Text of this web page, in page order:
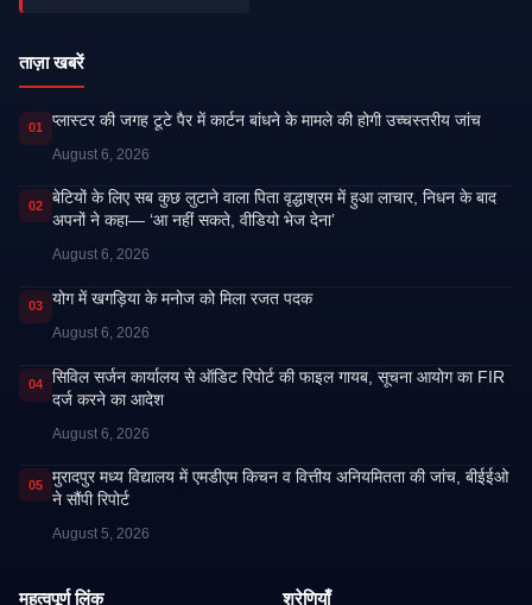
ताज़ा खबरें
01 प्लास्टर की जगह टूटे पैर में कार्टन बांधने के मामले की होगी उच्चस्तरीय जांच
August 6, 2026
02
बेटियों के लिए सब कुछ लुटाने वाला पिता वृद्धाश्रम में हुआ लाचार, निधन के बाद
अपनों ने कहा— ‘आ नहीं सकते, वीडियो भेज देना’
August 6, 2026
03 ​योग में खगड़िया के मनोज को मिला रजत पदक
August 6, 2026
04
सिविल सर्जन कार्यालय से ऑडिट रिपोर्ट की फाइल गायब, सूचना आयोग का FIR
दर्ज करने का आदेश
August 6, 2026
05
मुरादपुर मध्य विद्यालय में एमडीएम किचन व वित्तीय अनियमितता की जांच, बीईईओ
ने सौंपी रिपोर्ट
August 5, 2026
महत्वपूर्ण लिंक श्रेणियाँ